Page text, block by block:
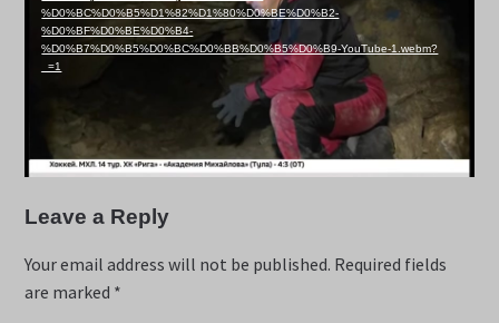
%D0%BC%D0%B5%D1%82%D1%80%D0%BE%D0%B2-
%D0%BF%D0%BE%D0%B4-
%D0%B7%D0%B5%D0%BC%D0%BB%D0%B5%D0%B9-YouTube-1.webm?
_=1
Leave a Reply
Your email address will not be published. Required fields
are marked *